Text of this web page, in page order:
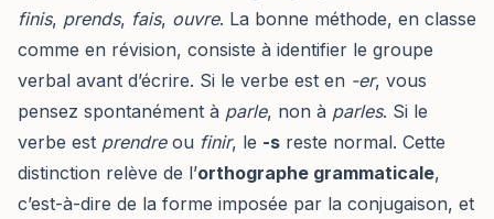
finis, prends, fais, ouvre. La bonne méthode, en classe
comme en révision, consiste à identifier le groupe
verbal avant d’écrire. Si le verbe est en -er, vous
pensez spontanément à parle, non à parles. Si le
verbe est prendreou finir, le -s reste normal. Cette
distinction relève de l’orthographe grammaticale,
c’est-à-dire de la forme imposée par la conjugaison, et